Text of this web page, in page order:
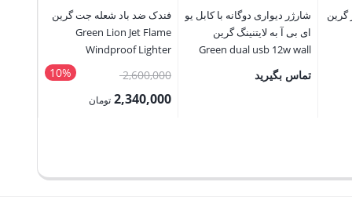
آمپر گرین
شارژر دیواری دوگانه با کابل یو
ای بی آ به لایتنینگ گرین
Green dual usb 12w wall
charger USB-A to Lightning
تماس بگیرید
فندک ضد باد شعله جت گرین
Green Lion Jet Flame
Windproof Lighter
10% 2,600,000قیمت
اصلی:2,340,000 تومان